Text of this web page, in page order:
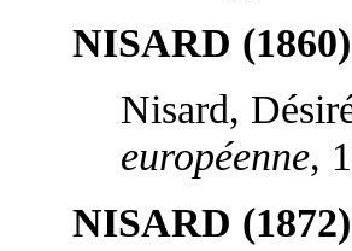
NISARD (1860)
Nisard,
européenne,
NISARD (1872)